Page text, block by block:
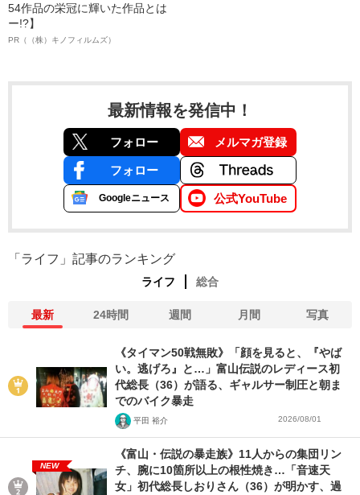
54作品の栄冠に輝いた作品とは
ー!?】
PR（（株）キノフィルムズ）
最新情報を発信中！
フォロー メルマガ登録
フォロー
Googleニュース 公式YouTube
「ライフ」記事のランキング
ライフ 総合
最新 24時間 週間 月間 写真
《タイマン50戦無敗》「顔を見ると、『やば
い。逃げろ』と…」富山伝説のレディース初
代総長（36）が語る、ギャルサー制圧と朝ま
でのバイク暴走
平田 裕介 2026/08/01
NEW
《富山・伝説の暴走族》11人からの集団リン
チ、腕に10箇所以上の根性焼き…「音速天
女」初代総長しおりさん（36）が明かす、過